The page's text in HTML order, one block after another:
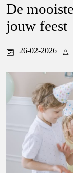
De
jouw feest
26-02-2026